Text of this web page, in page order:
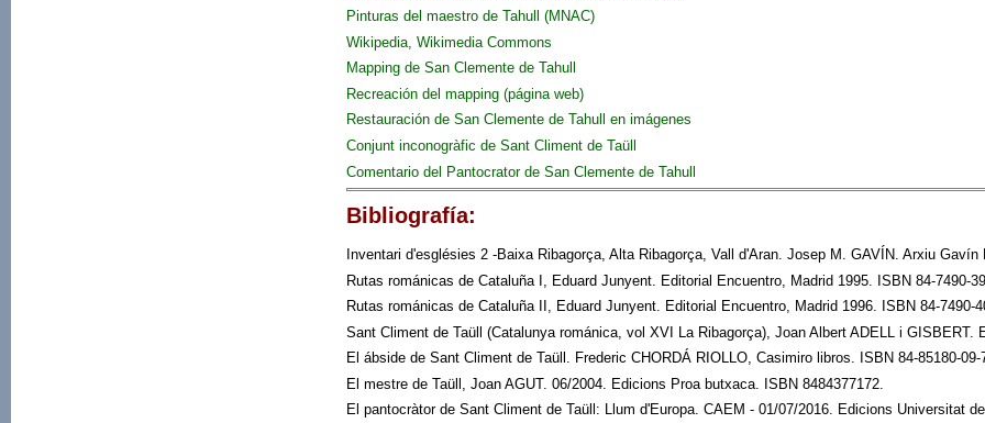
Pinturas del maestro de Tahull (MNAC)
Wikipedia, Wikimedia Commons
Mapping de San Clemente de Tahull
Recreación del mapping (página web)
Restauración de San Clemente de Tahull en imágenes
Conjunt inconogràfic de Sant Climent de Taüll
Comentario del Pantocrator de San Clemente de Tahull
Bibliografía:
Inventari d'esglésies 2 -Baixa Ribagorça, Alta Ribagorça, Vall d'Aran. Josep M. GAVÍN. Arxiu
Rutas románicas de Cataluña I, Eduard Junyent. Editorial Encuentro, Madrid 1995. ISBN 84-7490-
Rutas románicas de Cataluña II, Eduard Junyent. Editorial Encuentro, Madrid 1996. ISBN 84-7490-
Sant Climent de Taüll (Catalunya románica, vol XVI La Ribagorça), Joan Albert ADELL i GISBERT.
El ábside de Sant Climent de Taüll. Frederic CHORDÁ RIOLLO, Casimiro libros. ISBN 84-85180-09-
El mestre de Taüll, Joan AGUT. 06/2004. Edicions Proa butxaca. ISBN 8484377172.
El pantocràtor de Sant Climent de Taüll: Llum d'Europa. CAEM - 01/07/2016. Edicions Universitat